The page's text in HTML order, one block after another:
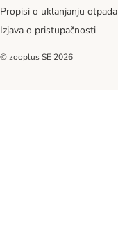
Propisi o uklanjanju otpada
Izjava o pristupačnosti
© zooplus SE 2026